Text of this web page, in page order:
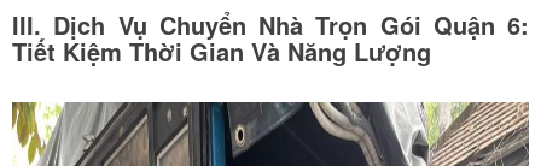
III. Dịch Vụ Chuyển Nhà Trọn Gói Quận 6:
Tiết Kiệm Thời Gian Và Năng Lượng